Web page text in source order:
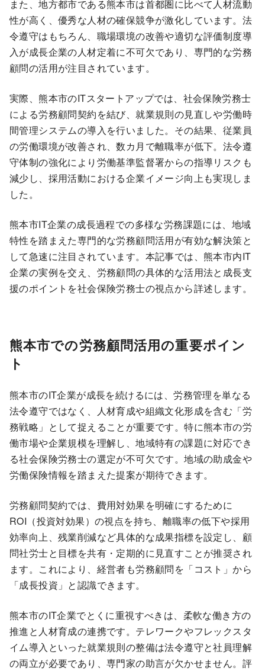
また、地方都市である熊本市は首都圏に比べて人材流動
性が高く、優秀な人材の確保競争が激化しています。法
令遵守はもちろん、職場環境の改善や適切な評価制度導
入が成長企業の人材定着に不可欠であり、専門的な労務
顧問の活用が注目されています。
実際、熊本市のITスタートアップでは、社会保険労務士
による労務顧問契約を結び、就業規則の見直しや労働時
間管理システムの導入を行いました。その結果、従業員
の労働環境が改善され、数カ月で離職率が低下。法令遵
守体制の強化により労働基準監督署からの指導リスクも
減少し、採用活動における企業イメージ向上も実現しま
した。
熊本市IT企業の成長過程での多様な労務課題には、地域
特性を踏まえた専門的な労務顧問活用が有効な解決策と
して急速に注目されています。本記事では、熊本市内IT
企業の実例を交え、労務顧問の具体的な活用法と成長支
援のポイントを社会保険労務士の視点から詳述します。
熊本市での労務顧問活用の重要ポイン
ト
熊本市のIT企業が成長を続けるには、労務管理を単なる
法令遵守ではなく、人材育成や組織文化形成を含む「労
務戦略」として捉えることが重要です。特に熊本市の労
働市場や企業規模を理解し、地域特有の課題に対応でき
る社会保険労務士の選定が不可欠です。地域の助成金や
労働保険情報を踏まえた提案が期待できます。
労務顧問契約では、費用対効果を明確にするために
ROI（投資対効果）の視点を持ち、離職率の低下や採用
効率向上、残業削減など具体的な成果指標を設定し、顧
問社労士と目標を共有・定期的に見直すことが推奨され
ます。これにより、経営者も労務顧問を「コスト」から
「成長投資」と認識できます。
熊本市のIT企業でとくに重視すべきは、柔軟な働き方の
推進と人材育成の連携です。テレワークやフレックスタ
イム導入といった就業規則の整備は法令遵守と社員理解
の両立が必要であり、専門家の助言が欠かせません。評